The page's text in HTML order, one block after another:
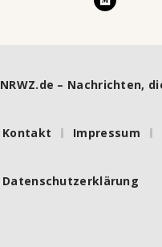
NRWZ.de – Nachrichten,
Kontakt Impressum
Datenschutzerklärung